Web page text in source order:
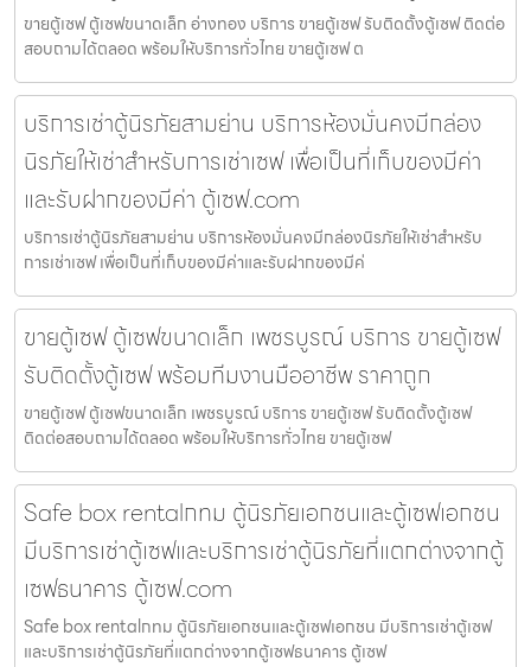
ขายตู้เซฟ ตู้เซฟขนาดเล็ก อ่างทอง บริการ ขายตู้เซฟ รับติดตั้งตู้เซฟ ติดต่อ
สอบถามได้ตลอด พร้อมให้บริการทั่วไทย ขายตู้เซฟ ต
บริการเช่าตู้นิรภัยสามย่าน บริการห้องมั่นคงมีกล่อง
นิรภัยให้เช่าสำหรับการเช่าเซฟ เพื่อเป็นที่เก็บของมีค่า
และรับฝากของมีค่า ตู้เซฟ.com
บริการเช่าตู้นิรภัยสามย่าน บริการห้องมั่นคงมีกล่องนิรภัยให้เช่าสำหรับ
การเช่าเซฟ เพื่อเป็นที่เก็บของมีค่าและรับฝากของมีค่
ขายตู้เซฟ ตู้เซฟขนาดเล็ก เพชรบูรณ์ บริการ ขายตู้เซฟ
รับติดตั้งตู้เซฟ พร้อมทีมงานมืออาชีพ ราคาถูก
ขายตู้เซฟ ตู้เซฟขนาดเล็ก เพชรบูรณ์ บริการ ขายตู้เซฟ รับติดตั้งตู้เซฟ
ติดต่อสอบถามได้ตลอด พร้อมให้บริการทั่วไทย ขายตู้เซฟ
Safe box rentalกทม ตู้นิรภัยเอกชนและตู้เซฟเอกชน
มีบริการเช่าตู้เซฟและบริการเช่าตู้นิรภัยที่แตกต่างจากตู้
เซฟธนาคาร ตู้เซฟ.com
Safe box rentalกทม ตู้นิรภัยเอกชนและตู้เซฟเอกชน มีบริการเช่าตู้เซฟ
และบริการเช่าตู้นิรภัยที่แตกต่างจากตู้เซฟธนาคาร ตู้เซฟ